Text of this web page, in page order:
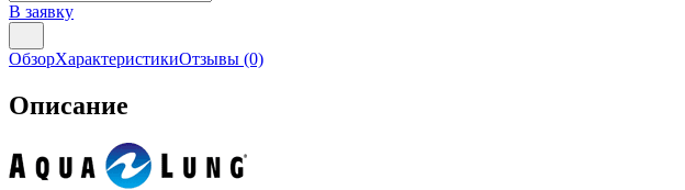
В заявку
ОбзорХарактеристикиОтзывы (0)
Описание